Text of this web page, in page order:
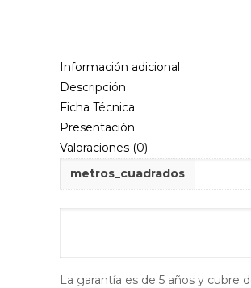
Información adicional
Descripción
Ficha Técnica
Presentación
Valoraciones (0)
metros_cuadrados
La garantía es de 5 años y cubre